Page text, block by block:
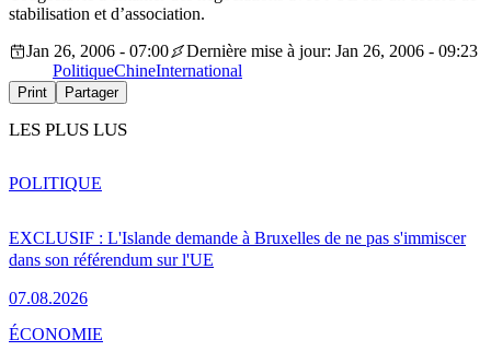
stabilisation et d’association.
Jan 26, 2006 - 07:00
Dernière mise à jour: Jan 26, 2006 - 09:23
PolitiqueChineInternational
Print Partager
LES PLUS LUS
EXCLUSIF : L'Islande demande à Bruxelles de ne pas s'immiscer
dans son référendum sur l'UE
07.08.2026
POLITIQUE
ÉCONOMIE